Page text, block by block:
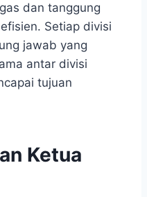
dan tanggung
Setiap divisi
jawab yang
antar divisi
tujuan
Ketua